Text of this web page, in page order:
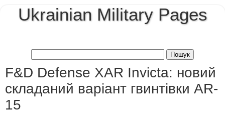
Ukrainian Military Pages
F&D Defense XAR Invicta: новий
складаний варіант гвинтівки AR-
15